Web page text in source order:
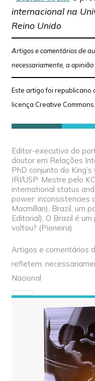
internacional na
Reino Unido
Artigos e comentários de
necessariamente, a
Este artigo foi republicano
licença Creative
Editor-executivo do
doutor em Relações
PhD conjunto do
IRI/USP. Mestre pelo
international status
power: inconsistencies
Macmillan), Brazil, um
Editorial), O Brazil é
voltou? (Pioneira)
Artigos e comentários
refletem,
Nacional